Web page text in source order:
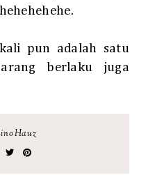
pun adalah satu
berlaku juga